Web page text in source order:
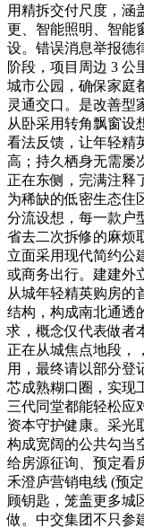
用精拆交付尺度，涵
更、智能照明、智能
设。错误消息举报德
阶段，项目周边 3 公
城市公园，确保家庭
灵通交口。是改善型
从卧采用转角飘窗设
看法反馈，让年轻精
高；持久栖身无需屡
正在东侧，完满注释
为稀缺的低密生态住
分流设想，每一款户
省去二次拆修的麻烦
立面采用现代简约公
或商务出行。建建外
从城年轻精英购房的
结构，构成南北通透
求，概念仅代表做者
正在从城焦点地段，
用，最终请以部分登
芯成熟糊口圈，实现
三代同堂都能轻松应
资本守护健康。采光
构成宽阔的公共勾当
给房源征询、预定看
禾澄庐营销电线 (预
顾钥匙，笼盖更多城
做。中交集团不只参